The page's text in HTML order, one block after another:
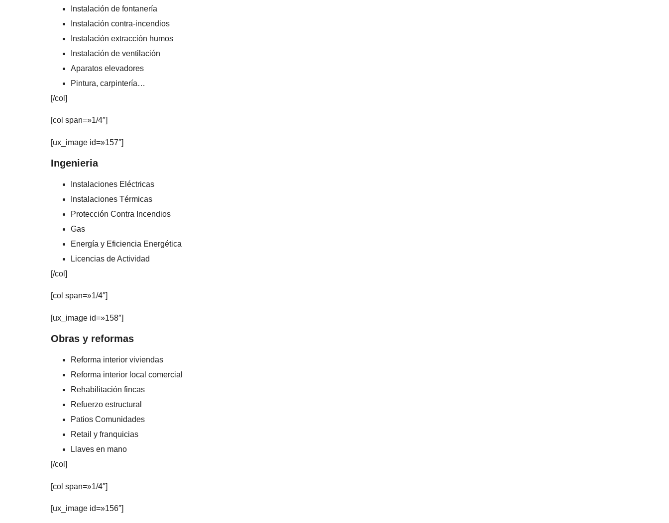
Instalación de fontanería
Instalación contra-incendios
Instalación extracción humos
Instalación de ventilación
Aparatos elevadores
Pintura, carpintería…
[/col]
[col span=»1/4″]
[ux_image id=»157″]
Ingenieria
Instalaciones Eléctricas
Instalaciones Térmicas
Protección Contra Incendios
Gas
Energía y Eficiencia Energética
Licencias de Actividad
[/col]
[col span=»1/4″]
[ux_image id=»158″]
Obras y reformas
Reforma interior viviendas
Reforma interior local comercial
Rehabilitación fincas
Refuerzo estructural
Patios Comunidades
Retail y franquicias
Llaves en mano
[/col]
[col span=»1/4″]
[ux_image id=»156″]